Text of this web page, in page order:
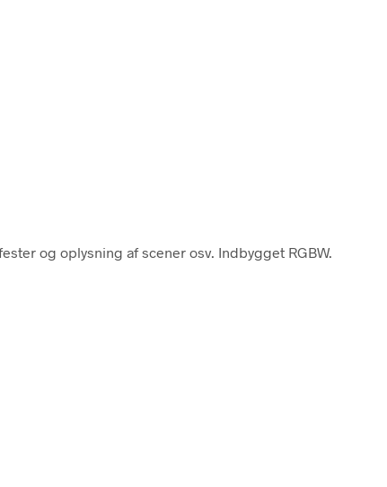
og oplysning af scener osv. Indbygget RGBW.